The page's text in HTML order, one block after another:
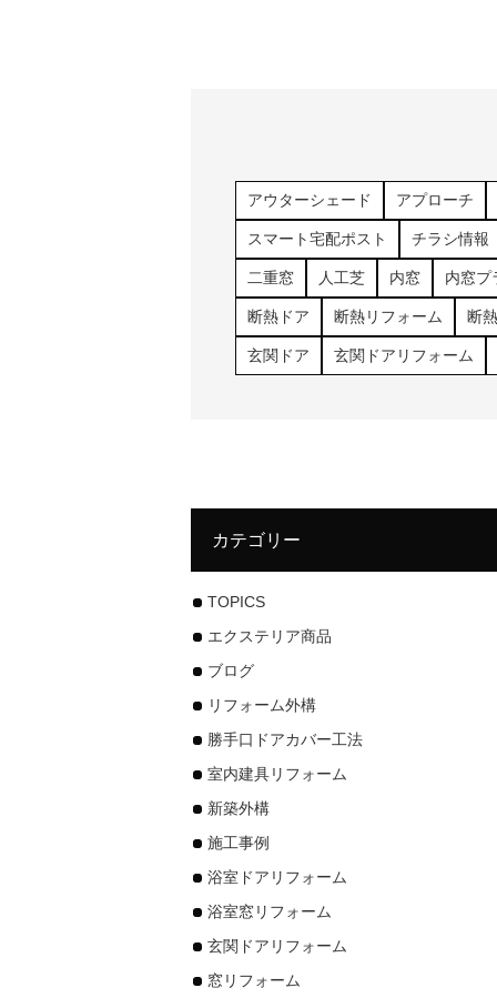
アウターシェード アプローチ
スマート宅配ポスト チラシ情報
二重窓 人工芝 内窓 内窓プ
断熱ドア 断熱リフォーム 断
玄関ドア 玄関ドアリフォーム
カテゴリー
TOPICS
エクステリア商品
ブログ
リフォーム外構
勝手口ドアカバー工法
室内建具リフォーム
新築外構
施工事例
浴室ドアリフォーム
浴室窓リフォーム
玄関ドアリフォーム
窓リフォーム